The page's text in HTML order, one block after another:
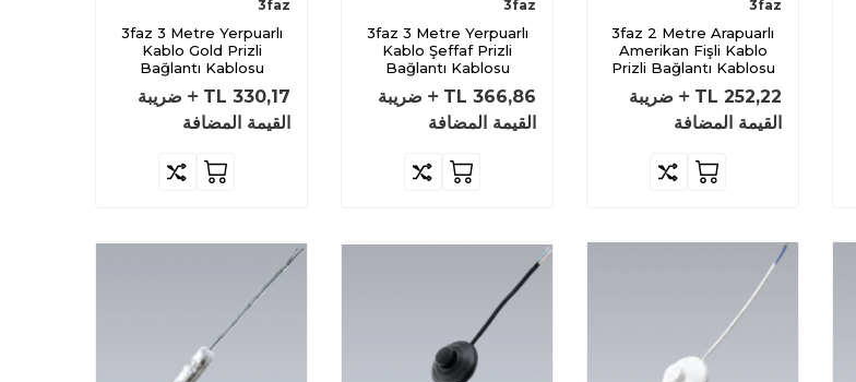
3faz
3faz 2 Metre Arapuarlı
Amerikan Fişli Kablo
Prizli Bağlantı Kablosu
252,22
ضريبة
القيمة المضافة
3faz
3faz 3 Metre Yerpuarlı
Kablo Şeffaf Prizli
Bağlantı Kablosu
366,86
ضريبة
القيمة المضافة
3faz
3faz 3 Metre Yerpuarlı
Kablo Gold Prizli
Bağlantı Kablosu
330,17
ضريبة
القيمة المضافة